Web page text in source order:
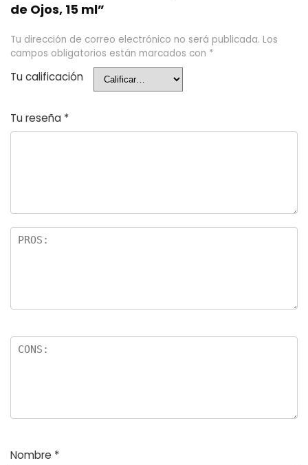
de Ojos, 15 ml”
Tu dirección de correo electrónico no será publicada. Los
campos obligatorios están marcados con *
Tu calificación
Tu reseña *
Nombre *